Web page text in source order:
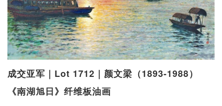
成交亚军｜Lot 1712｜颜文梁（1893-1988）
《南湖旭日》纤维板油画